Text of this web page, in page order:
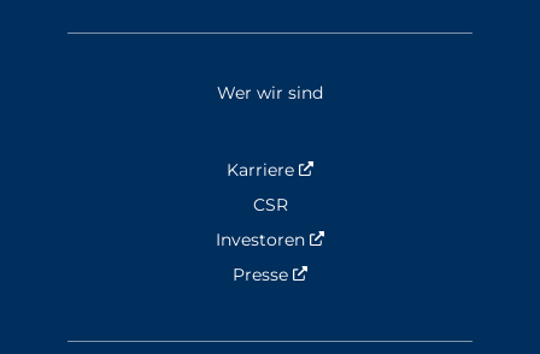
Wer wir sind
Karriere
CSR
Investoren
Presse